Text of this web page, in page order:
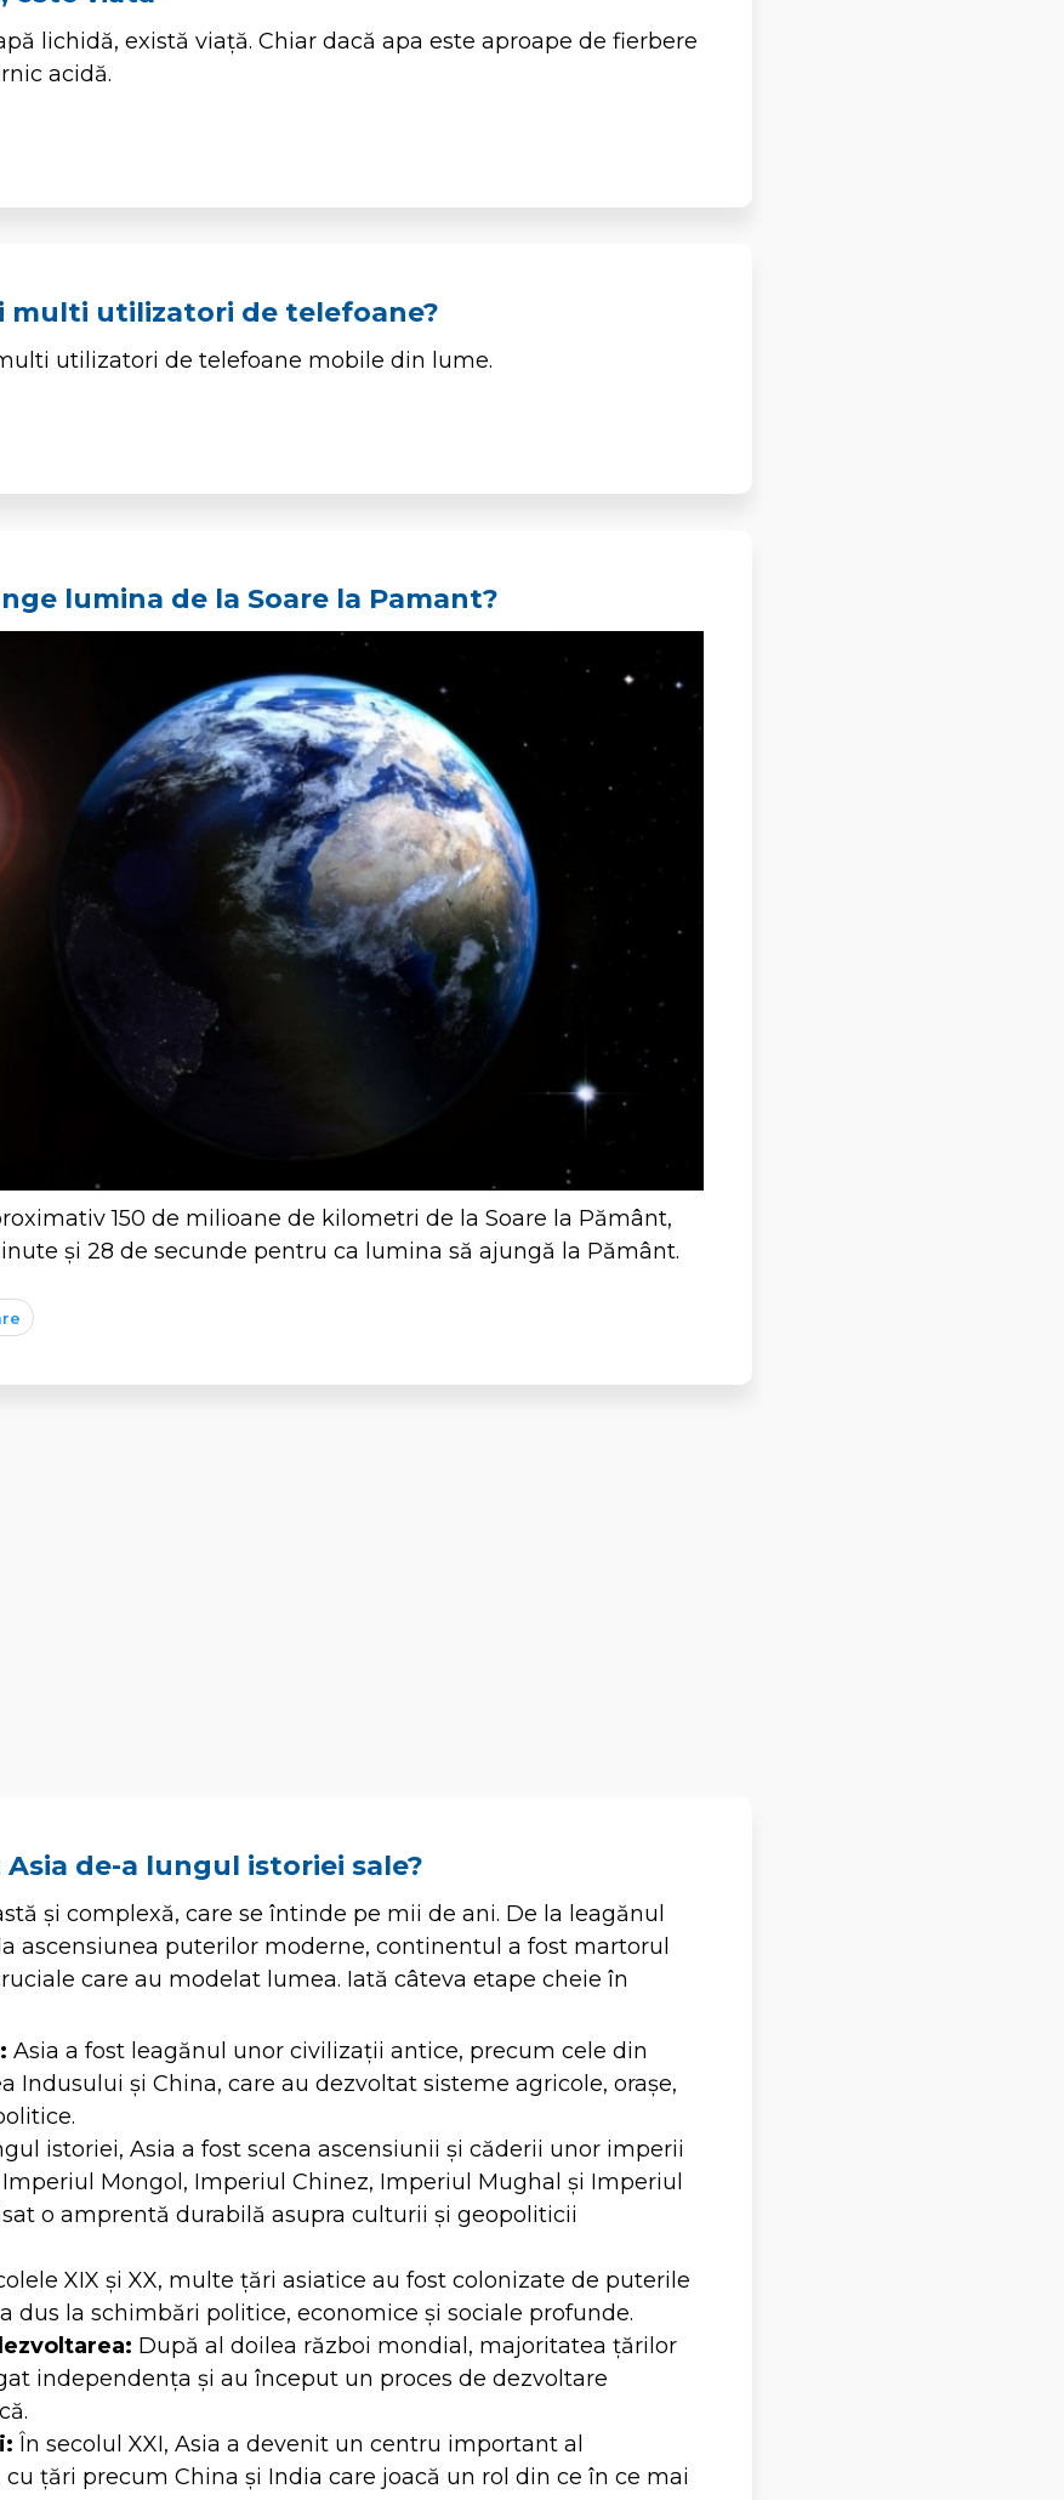
lichidă, există viață. Chiar dacă apa este aproape de fierbere
acidă.
multi utilizatori de telefoane?
utilizatori de telefoane mobile din lume.
lumina de la Soare la Pamant?
150 de milioane de kilometri de la Soare la Pământ,
și 28 de secunde pentru ca lumina să ajungă la Pământ.
de-a lungul istoriei sale?
și complexă, care se întinde pe mii de ani. De la leagănul
ascensiunea puterilor moderne, continentul a fost martorul
care au modelat lumea. Iată câteva etape cheie în
Asia a fost leagănul unor civilizații antice, precum cele din
Indusului și China, care au dezvoltat sisteme agricole, orașe,
istoriei, Asia a fost scena ascensiunii și căderii unor imperii
Mongol, Imperiul Chinez, Imperiul Mughal și Imperiul
o amprentă durabilă asupra culturii și geopoliticii
XIX și XX, multe țări asiatice au fost colonizate de puterile
dus la schimbări politice, economice și sociale profunde.
După al doilea război mondial, majoritatea țărilor
independența și au început un proces de dezvoltare
În secolul XXI, Asia a devenit un centru important al
țări precum China și India care joacă un rol din ce în ce mai